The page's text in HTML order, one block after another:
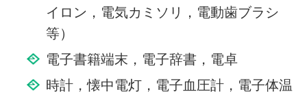
イロン，電気カミソリ，電動歯ブラシ
等）
電子書籍端末，電子辞書，電卓
時計，懐中電灯，電子血圧計，電子体温